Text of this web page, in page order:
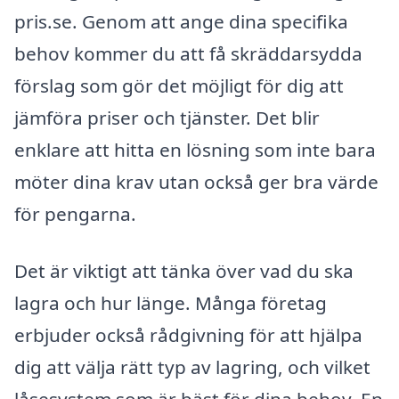
pris.se. Genom att ange dina specifika
behov kommer du att få skräddarsydda
förslag som gör det möjligt för dig att
jämföra priser och tjänster. Det blir
enklare att hitta en lösning som inte bara
möter dina krav utan också ger bra värde
för pengarna.
Det är viktigt att tänka över vad du ska
lagra och hur länge. Många företag
erbjuder också rådgivning för att hjälpa
dig att välja rätt typ av lagring, och vilket